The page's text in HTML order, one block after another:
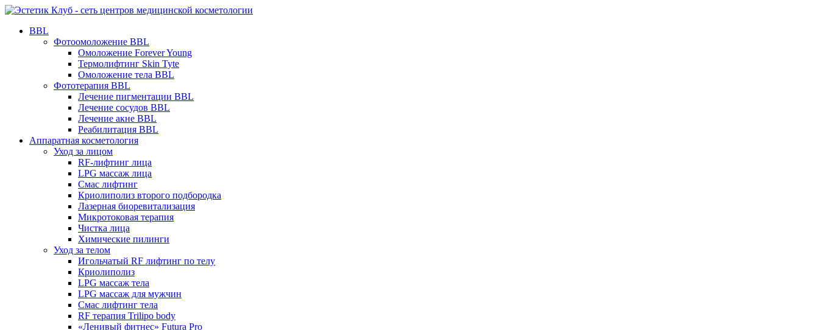
BBL
Фотоомоложение BBL
Омоложение Forever Young
Термолифтинг Skin Tyte
Омоложение тела BBL
Фототерапия BBL
Лечение пигментации BBL
Лечение сосудов BBL
Лечение акне BBL
Реабилитация BBL
Аппаратная косметология
Уход за лицом
RF-лифтинг лица
LPG массаж лица
Смас лифтинг
Криолиполиз второго подбородка
Лазерная биоревитализация
Микротоковая терапия
Чистка лица
Химические пилинги
Уход за телом
Игольчатый RF лифтинг по телу
Криолиполиз
LPG массаж тела
LPG массаж для мужчин
Смас лифтинг тела
RF терапия Trilipo body
«Ленивый фитнес» Futura Pro